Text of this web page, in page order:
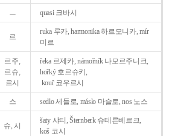
ㅡ quasi 크바시
르
ruka 루카, harmonika 하르모니카, mír
미르
르주,
르슈,
르시
řeka 르제카, námořník 나모르주니크,
hořký 호르슈키,
kouř 코우르시
스 sedlo 세들로, máslo 마슬로, nos 노스
슈, 시
šaty 샤티, Šternberk 슈테른베르크,
koš 코시